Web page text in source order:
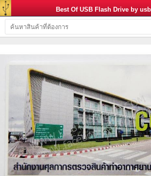
Best Of USB Flash Drive by